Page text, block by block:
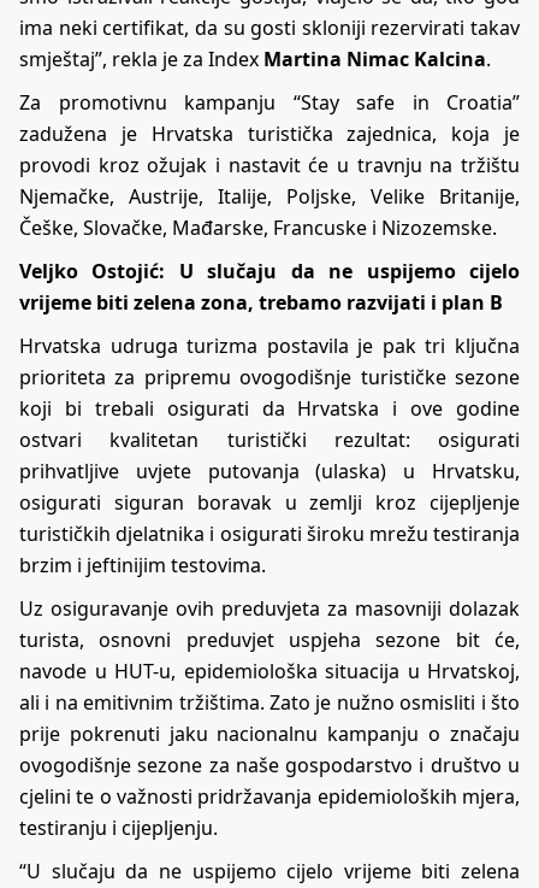
ima neki certifikat, da su gosti skloniji rezervirati takav
smještaj”, rekla je za Index Martina Nimac Kalcina.
Za promotivnu kampanju “Stay safe in Croatia”
zadužena je Hrvatska turistička zajednica, koja je
provodi kroz ožujak i nastavit će u travnju na tržištu
Njemačke, Austrije, Italije, Poljske, Velike Britanije,
Češke, Slovačke, Mađarske, Francuske i Nizozemske.
Veljko Ostojić: U slučaju da ne uspijemo cijelo
vrijeme biti zelena zona, trebamo razvijati i plan B
Hrvatska udruga turizma postavila je pak tri ključna
prioriteta za pripremu ovogodišnje turističke sezone
koji bi trebali osigurati da Hrvatska i ove godine
ostvari kvalitetan turistički rezultat: osigurati
prihvatljive uvjete putovanja (ulaska) u Hrvatsku,
osigurati siguran boravak u zemlji kroz cijepljenje
turističkih djelatnika i osigurati široku mrežu testiranja
brzim i jeftinijim testovima.
Uz osiguravanje ovih preduvjeta za masovniji dolazak
turista, osnovni preduvjet uspjeha sezone bit će,
navode u HUT-u, epidemiološka situacija u Hrvatskoj,
ali i na emitivnim tržištima. Zato je nužno osmisliti i što
prije pokrenuti jaku nacionalnu kampanju o značaju
ovogodišnje sezone za naše gospodarstvo i društvo u
cjelini te o važnosti pridržavanja epidemioloških mjera,
testiranju i cijepljenju.
“U slučaju da ne uspijemo cijelo vrijeme biti zelena